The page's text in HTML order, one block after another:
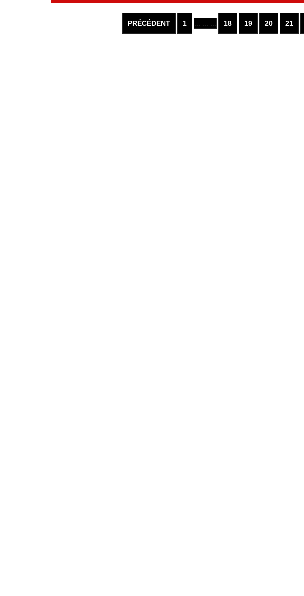
PRÉCÉDENT 1 ... ... ... 18 19 20 21